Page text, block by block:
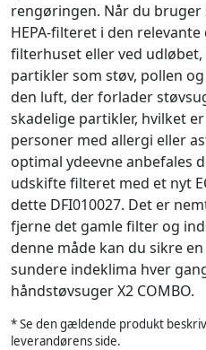
rengøringen. Når du bruger
HEPA-filteret i den
filterhuset eller ved
partikler som støv, pollen
den luft, der forlader
skadelige partikler, hvilket
personer med allergi eller
optimal ydeevne anbefales
udskifte filteret med et nyt
dette DFI010027. Det er
fjerne det gamle filter og
denne måde kan du sikre
sundere indeklima hver
håndstøvsuger X2 COMBO.
* Se den gældende produkt
leverandørens side.